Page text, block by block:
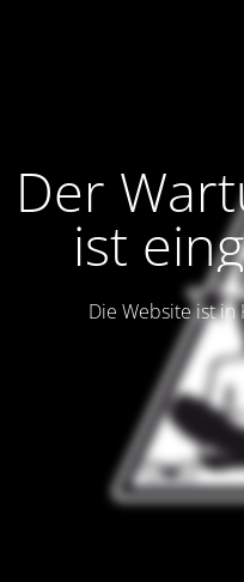
Der
ist
Die Website ist